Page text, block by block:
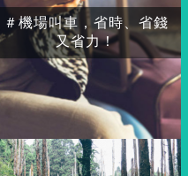
＃機場叫車，省時、省錢
又省力！